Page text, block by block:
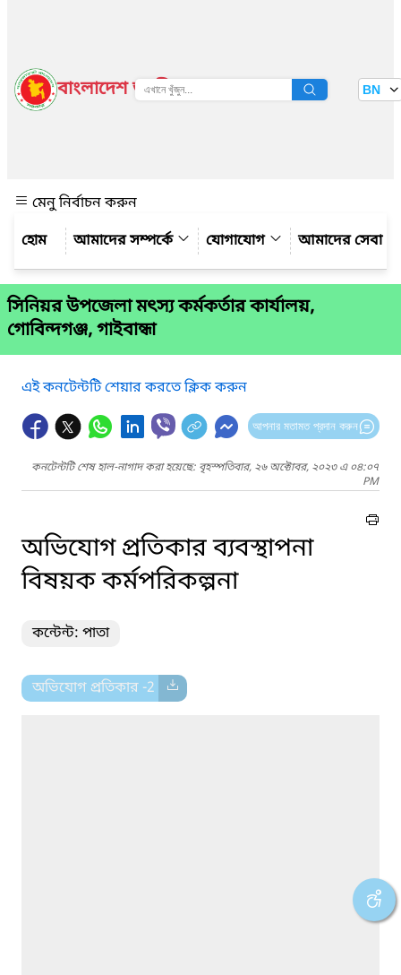
বাংলাদেশ জাতীয় তথ্য বাতায়ন BN
মেনু নির্বাচন করুন
আমাদের সম্পর্কে
যোগাযোগ আমাদের সেবা
সিনিয়র উপজেলা মৎস্য কর্মকর্তার কার্যালয়,
গোবিন্দগঞ্জ, গাইবান্ধা
এই কনটেন্টটি শেয়ার করতে ক্লিক করুন
আপনার মতামত প্রদান করুন
কনটেন্টটি শেষ হাল-নাগাদ করা হয়েছে: বৃহস্পতিবার, ২৬ অক্টোবর, ২০২৩ এ ০৪:০৭
PM
অভিযোগ প্রতিকার ব্যবস্থাপনা
বিষয়ক কর্মপরিকল্পনা
কন্টেন্ট: পাতা
অভিযোগ প্রতিকার -2